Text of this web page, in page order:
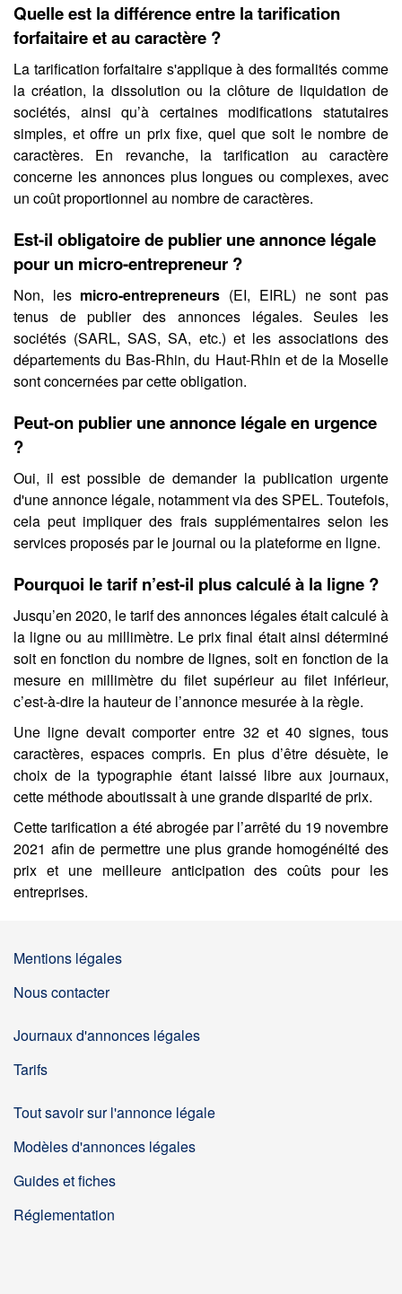
Quelle est la différence entre la tarification
forfaitaire et au caractère ?
La tarification forfaitaire s'applique à des formalités comme
la création, la dissolution ou la clôture de liquidation de
sociétés, ainsi qu’à certaines modifications statutaires
simples, et offre un prix fixe, quel que soit le nombre de
caractères. En revanche, la tarification au caractère
concerne les annonces plus longues ou complexes, avec
un coût proportionnel au nombre de caractères.
Est-il obligatoire de publier une annonce légale
pour un micro-entrepreneur ?
Non, les micro-entrepreneurs (EI, EIRL) ne sont pas
tenus de publier des annonces légales. Seules les
sociétés (SARL, SAS, SA, etc.) et les associations des
départements du Bas-Rhin, du Haut-Rhin et de la Moselle
sont concernées par cette obligation.
Peut-on publier une annonce légale en urgence
?
Oui, il est possible de demander la publication urgente
d'une annonce légale, notamment via des SPEL. Toutefois,
cela peut impliquer des frais supplémentaires selon les
services proposés par le journal ou la plateforme en ligne.
Pourquoi le tarif n’est-il plus calculé à la ligne ?
Jusqu’en 2020, le tarif des annonces légales était calculé à
la ligne ou au millimètre. Le prix final était ainsi déterminé
soit en fonction du nombre de lignes, soit en fonction de la
mesure en millimètre du filet supérieur au filet inférieur,
c’est-à-dire la hauteur de l’annonce mesurée à la règle.
Une ligne devait comporter entre 32 et 40 signes, tous
caractères, espaces compris. En plus d’être désuète, le
choix de la typographie étant laissé libre aux journaux,
cette méthode aboutissait à une grande disparité de prix.
Cette tarification a été abrogée par l’arrêté du 19 novembre
2021 afin de permettre une plus grande homogénéité des
prix et une meilleure anticipation des coûts pour les
entreprises.
Mentions légales
Nous contacter
Journaux d'annonces légales
Tarifs
Tout savoir sur l'annonce légale
Modèles d'annonces légales
Guides et fiches
Réglementation